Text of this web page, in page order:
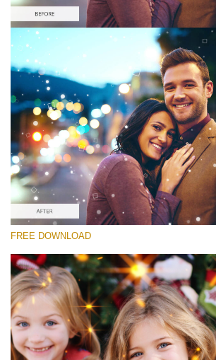
Lütfen seçin
Free Sparkle Overlay #1
Sparkle Effect
Ücretsiz indirin
FREE DOWNLOAD